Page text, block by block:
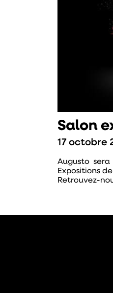
Salon
17 octobre
Augusto
Expositions
Retrouvez-